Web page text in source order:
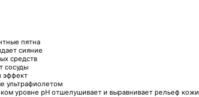
пятна
сияние
средств
сосуды
эффект
ультрафиолетом
уровне pH отшелушивает и выравнивает рельеф кожи